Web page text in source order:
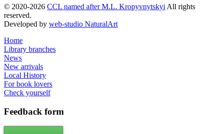
© 2020-2026 CCL named after M.L. Kropyvnytskyi All rights
reserved.
Developed by web-studio NaturalArt
Home
Library branches
News
New arrivals
Local History
For book lovers
Check yourself
Feedback form